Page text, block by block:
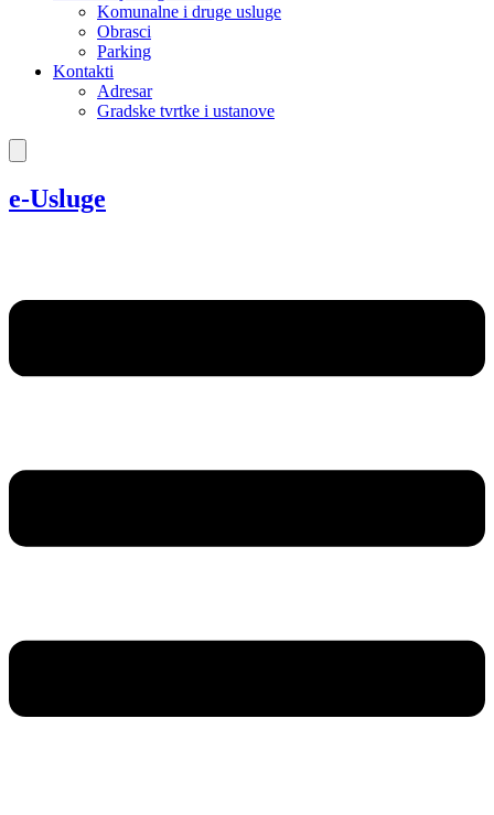
Komunalne i druge usluge
Obrasci
Parking
Kontakti
Adresar
Gradske tvrtke i ustanove
e-Usluge